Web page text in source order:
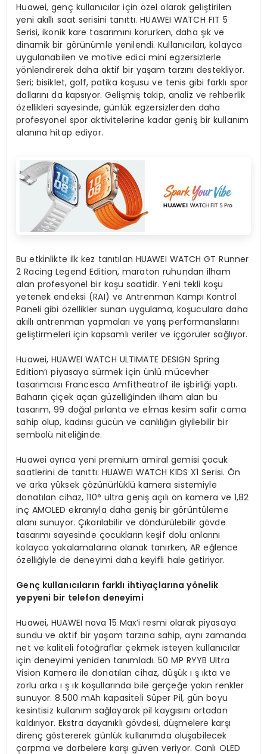
Huawei, genç kullanıcılar için özel olarak geliştirilen
yeni akıllı saat serisini tanıttı. HUAWEI WATCH FIT 5
Serisi, ikonik kare tasarımını korurken, daha şık ve
dinamik bir görünümle yenilendi. Kullanıcıları, kolayca
uygulanabilen ve motive edici mini egzersizlerle
yönlendirerek daha aktif bir yaşam tarzını destekliyor.
Seri; bisiklet, golf, patika koşusu ve tenis gibi farklı spor
dallarını da kapsıyor. Gelişmiş takip, analiz ve rehberlik
özellikleri sayesinde, günlük egzersizlerden daha
profesyonel spor aktivitelerine kadar geniş bir kullanım
alanına hitap ediyor.
Bu etkinlikte ilk kez tanıtılan HUAWEI WATCH GT Runner
2 Racing Legend Edition, maraton ruhundan ilham
alan profesyonel bir koşu saatidir. Yeni tekli koşu
yetenek endeksi (RAI) ve Antrenman Kampı Kontrol
Paneli gibi özellikler sunan uygulama, koşuculara daha
akıllı antrenman yapmaları ve yarış performanslarını
geliştirmeleri için kapsamlı veriler ve içgörüler sağlıyor.
Huawei, HUAWEI WATCH ULTIMATE DESIGN Spring
Edition’ı piyasaya sürmek için ünlü mücevher
tasarımcısı Francesca Amfitheatrof ile işbirliği yaptı.
Baharın çiçek açan güzelliğinden ilham alan bu
tasarım, 99 doğal pırlanta ve elmas kesim safir cama
sahip olup, kadınsı gücün ve canlılığın giyilebilir bir
sembolü niteliğinde.
Huawei ayrıca yeni premium amiral gemisi çocuk
saatlerini de tanıttı: HUAWEI WATCH KIDS X1 Serisi. Ön
ve arka yüksek çözünürlüklü kamera sistemiyle
donatılan cihaz, 110° ultra geniş açılı ön kamera ve 1,82
inç AMOLED ekranıyla daha geniş bir görüntüleme
alanı sunuyor. Çıkarılabilir ve döndürülebilir gövde
tasarımı sayesinde çocukların keşif dolu anlarını
kolayca yakalamalarına olanak tanırken, AR eğlence
özelliğiyle de deneyimi daha keyifli hale getiriyor.
Genç kullanıcıların farklı ihtiyaçlarına yönelik
yepyeni bir telefon deneyimi
Huawei, HUAWEI nova 15 Max’i resmi olarak piyasaya
sundu ve aktif bir yaşam tarzına sahip, aynı zamanda
net ve kaliteli fotoğraflar çekmek isteyen kullanıcılar
için deneyimi yeniden tanımladı. 50 MP RYYB Ultra
Vision Kamera ile donatılan cihaz, düşük ı ş ıkta ve
zorlu arka ı ş ık koşullarında bile gerçeğe yakın renkler
sunuyor. 8.500 mAh kapasiteli Süper Pil, gün boyu
kesintisiz kullanım sağlayarak pil kaygısını ortadan
kaldırıyor. Ekstra dayanıklı gövdesi, düşmelere karşı
direnç göstererek günlük kullanımda oluşabilecek
çarpma ve darbelere karşı güven veriyor. Canlı OLED